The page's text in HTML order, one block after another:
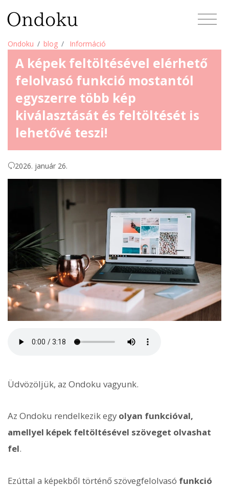
Ondoku blog Információ
A képek feltöltésével elérhető
felolvasó funkció mostantól
egyszerre több kép
kiválasztását és feltöltését is
lehetővé teszi!
2026. január 26.
Üdvözöljük, az Ondoku vagyunk.
Az Ondoku rendelkezik egy olyan funkcióval,
amellyel képek feltöltésével szöveget olvashat
fel.
Ezúttal a képekből történő szövegfelolvasó funkció